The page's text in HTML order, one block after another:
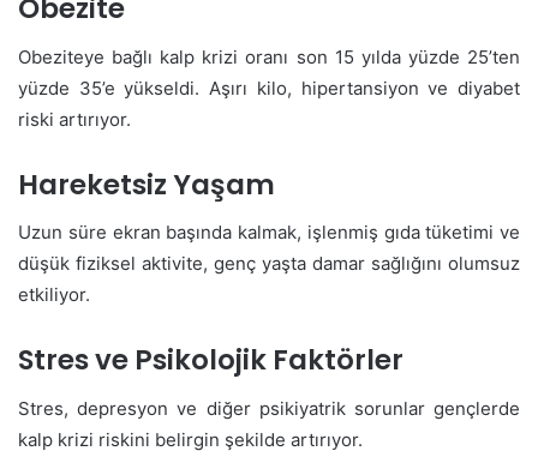
Obezite
Obeziteye bağlı kalp krizi oranı son 15 yılda yüzde 25’ten
yüzde 35’e yükseldi. Aşırı kilo, hipertansiyon ve diyabet
riski artırıyor.
Hareketsiz Yaşam
Uzun süre ekran başında kalmak, işlenmiş gıda tüketimi ve
düşük fiziksel aktivite, genç yaşta damar sağlığını olumsuz
etkiliyor.
Stres ve Psikolojik Faktörler
Stres, depresyon ve diğer psikiyatrik sorunlar gençlerde
kalp krizi riskini belirgin şekilde artırıyor.